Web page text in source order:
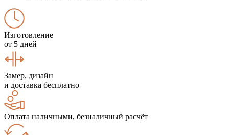
Изготовление
от 5 дней
Замер, дизайн
и доставка бесплатно
Оплата наличными, безналичный расчёт